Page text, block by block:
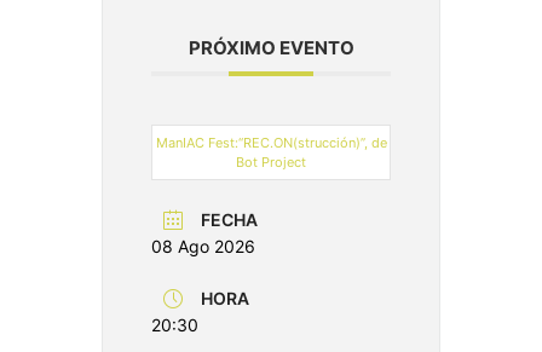
PRÓXIMO EVENTO
ManIAC Fest:“REC.ON(strucción)”, de
Bot Project
FECHA
08 Ago 2026
HORA
20:30